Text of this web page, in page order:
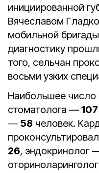
инициированной
Вячеславом
мобильной
диагностику
того, сельчан
восьми узких
Наибольшее число
стоматолога — 107
— 58 человек.
проконсультировал
26, эндокринолог